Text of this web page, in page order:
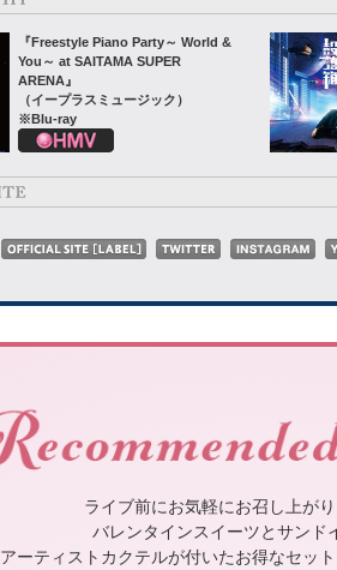
『Freestyle Piano Party～ World &
You～ at SAITAMA SUPER
ARENA』
（イープラスミュージック）
※Blu-ray
ライブ前にお気軽にお召し上が
バレンタインスイーツとサンド
アーティストカクテルが付いたお得なセッ